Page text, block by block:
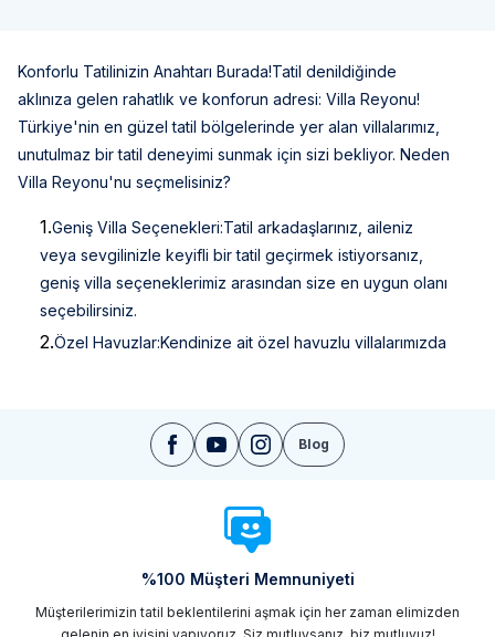
Konforlu Tatilinizin Anahtarı Burada!Tatil denildiğinde
aklınıza gelen rahatlık ve konforun adresi: Villa Reyonu!
Türkiye'nin en güzel tatil bölgelerinde yer alan villalarımız,
unutulmaz bir tatil deneyimi sunmak için sizi bekliyor. Neden
Villa Reyonu'nu seçmelisiniz?
1.Geniş Villa Seçenekleri:Tatil arkadaşlarınız, aileniz
veya sevgilinizle keyifli bir tatil geçirmek istiyorsanız,
geniş villa seçeneklerimiz arasından size en uygun olanı
seçebilirsiniz.
2.Özel Havuzlar:Kendinize ait özel havuzlu villalarımızda
Temizlik ve Güvenlik:Misafirlerimizin sağlığı ve
güvenliği bizim için önceliklidir. Villalarımız düzenli olarak
Tatiliniz boyunca ihtiyaç duyduğunuz her
an, 7/24 destek ekibimiz size yardımcı olacak.
Villa Reyonu ile hayalinizdeki tatil sadece bir adım
uzağınızda. İster deniz kenarında romantik bir kaçamak
Blog
%100 Müşteri Memnuniyeti
Müşterilerimizin tatil beklentilerini aşmak için her zaman elimizden